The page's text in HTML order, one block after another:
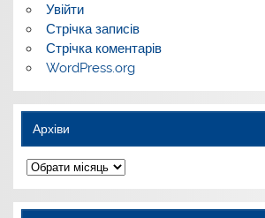
Увійти
Стрічка записів
Стрічка коментарів
WordPress.org
Архіви
Архіви